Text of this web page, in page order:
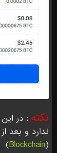
نکته : در
ندارد و بعد
(
Blockchain
)